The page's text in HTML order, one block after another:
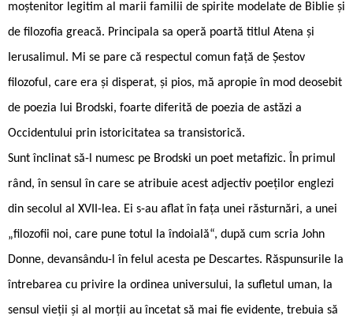
moștenitor legitim al marii familii de spirite modelate de Biblie și
de filozofia greacă. Principala sa operă poartă titlul Atena și
Ierusalimul. Mi se pare că respectul comun față de Șestov
filozoful, care era și disperat, și pios, mă apropie în mod deosebit
de poezia lui Brodski, foarte diferită de poezia de astăzi a
Occidentului prin istoricitatea sa transistorică.
Sunt înclinat să-l numesc pe Brodski un poet metafizic. În primul
rând, în sensul în care se atribuie acest adjectiv poeților englezi
din secolul al XVII-lea. Ei s-au aflat în fața unei răsturnări, a unei
„filozofii noi, care pune totul la îndoială“, după cum scria John
Donne, devansându-l în felul acesta pe Descartes. Răspunsurile la
întrebarea cu privire la ordinea universului, la sufletul uman, la
sensul vieții și al morții au încetat să mai fie evidente, trebuia să